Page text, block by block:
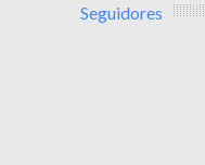
Seguidores